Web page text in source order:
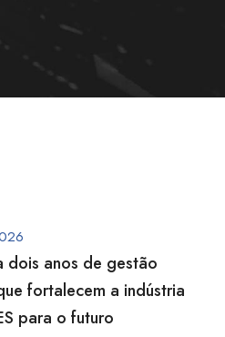
dois anos de gestão
fortalecem a indústria
para o futuro